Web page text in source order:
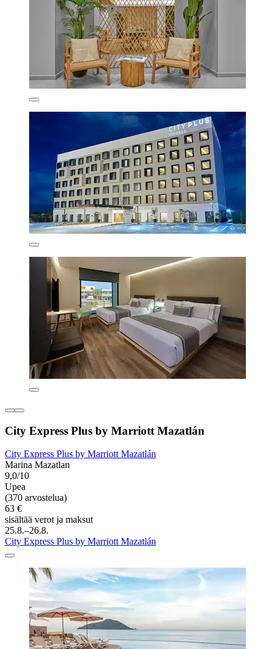
City Express Plus by Marriott Mazatlán
City Express Plus by Marriott Mazatlán
Marina Mazatlan
9,0/10
Upea
(370 arvostelua)
63 €
sisältää verot ja maksut
25.8.–26.8.
City Express Plus by Marriott Mazatlán